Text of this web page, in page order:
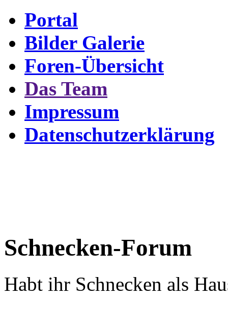
Portal
Bilder Galerie
Foren-Übersicht
Das Team
Impressum
Datenschutzerklärung
Schnecken-Forum
Habt ihr Schnecken als